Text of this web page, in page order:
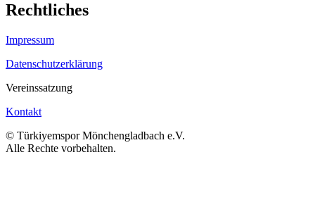
Rechtliches
Impressum
Datenschutzerklärung
Vereinssatzung
Kontakt
© Türkiyemspor Mönchengladbach e.V.
Alle Rechte vorbehalten.